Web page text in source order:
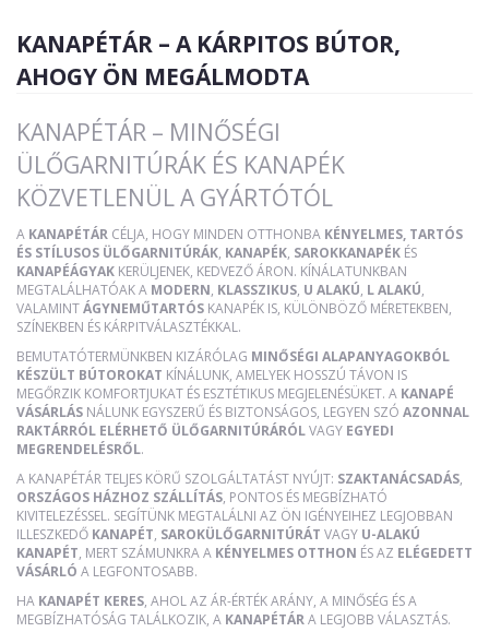
KANAPÉTÁR – A KÁRPITOS BÚTOR,
AHOGY ÖN MEGÁLMODTA
KANAPÉTÁR – MINŐSÉGI
ÜLŐGARNITÚRÁK ÉS KANAPÉK
KÖZVETLENÜL A GYÁRTÓTÓL
A KANAPÉTÁR CÉLJA, HOGY MINDEN OTTHONBA KÉNYELMES, TARTÓS
ÉS STÍLUSOS ÜLŐGARNITÚRÁK, KANAPÉK, SAROKKANAPÉK ÉS
KANAPÉÁGYAK KERÜLJENEK, KEDVEZŐ ÁRON. KÍNÁLATUNKBAN
MEGTALÁLHATÓAK A MODERN, KLASSZIKUS, U ALAKÚ, L ALAKÚ,
VALAMINTÁGYNEMŰTARTÓS KANAPÉK IS, KÜLÖNBÖZŐ MÉRETEKBEN,
SZÍNEKBEN ÉS KÁRPITVÁLASZTÉKKAL.
BEMUTATÓTERMÜNKBEN KIZÁRÓLAG MINŐSÉGI ALAPANYAGOKBÓL
KÉSZÜLT BÚTOROKAT KÍNÁLUNK, AMELYEK HOSSZÚ TÁVON IS
MEGŐRZIK KOMFORTJUKAT ÉS ESZTÉTIKUS MEGJELENÉSÜKET. A KANAPÉ
VÁSÁRLÁS NÁLUNK EGYSZERŰ ÉS BIZTONSÁGOS, LEGYEN SZÓ AZONNAL
RAKTÁRRÓL ELÉRHETŐ ÜLŐGARNITÚRÁRÓLVAGY EGYEDI
MEGRENDELÉSRŐL.
A KANAPÉTÁR TELJES KÖRŰ SZOLGÁLTATÁST NYÚJT: SZAKTANÁCSADÁS,
ORSZÁGOS HÁZHOZ SZÁLLÍTÁS, PONTOS ÉS MEGBÍZHATÓ
KIVITELEZÉSSEL. SEGÍTÜNK MEGTALÁLNI AZ ÖN IGÉNYEIHEZ LEGJOBBAN
ILLESZKEDŐ KANAPÉT, SAROKÜLŐGARNITÚRÁT VAGY U-ALAKÚ
KANAPÉT, MERT SZÁMUNKRA A KÉNYELMES OTTHON ÉS AZ ELÉGEDETT
VÁSÁRLÓ A LEGFONTOSABB.
HA KANAPÉT KERES, AHOL AZ ÁR-ÉRTÉK ARÁNY, A MINŐSÉG ÉS A
MEGBÍZHATÓSÁG TALÁLKOZIK, A KANAPÉTÁRA LEGJOBB VÁLASZTÁS.